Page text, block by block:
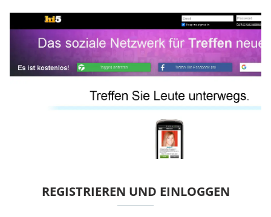
REGISTRIEREN UND EINLOGGEN